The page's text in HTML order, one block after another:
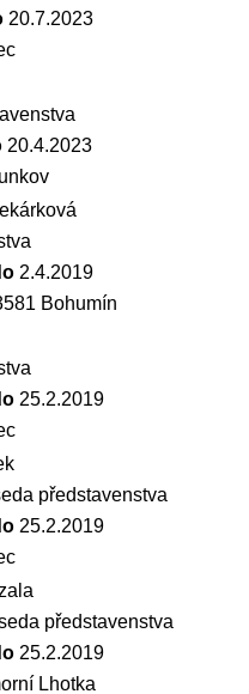
20.7.2023
20.4.2023
2.4.2019
Bohumín
25.2.2019
představenstva
25.2.2019
představenstva
25.2.2019
Lhotka